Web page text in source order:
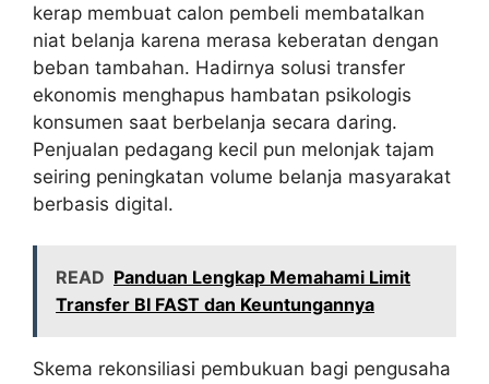
kerap membuat calon pembeli membatalkan
niat belanja karena merasa keberatan dengan
beban tambahan. Hadirnya solusi transfer
ekonomis menghapus hambatan psikologis
konsumen saat berbelanja secara daring.
Penjualan pedagang kecil pun melonjak tajam
seiring peningkatan volume belanja masyarakat
berbasis digital.
READ Panduan Lengkap Memahami Limit
Transfer BI FAST dan Keuntungannya
Skema rekonsiliasi pembukuan bagi pengusaha